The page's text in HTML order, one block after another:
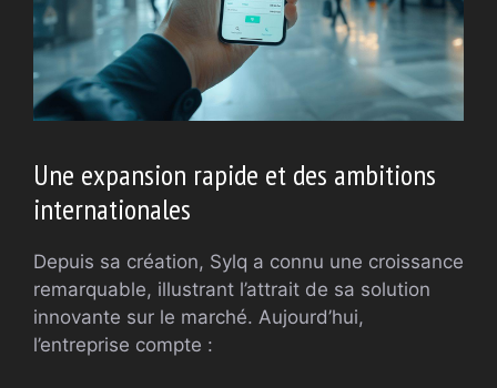
Une expansion rapide et des ambitions
internationales
Depuis sa création, Sylq a connu une croissance
remarquable, illustrant l’attrait de sa solution
innovante sur le marché. Aujourd’hui,
l’entreprise compte :